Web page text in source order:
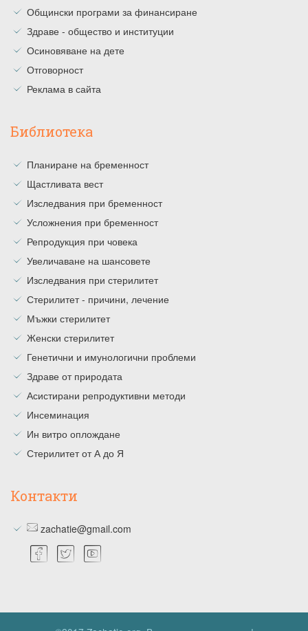
Общински програми за финансиране
Здраве - общество и институции
Осиновяване на дете
Отговорност
Реклама в сайта
Библиотека
Планиране на бременност
Щастливата вест
Изследвания при бременност
Усложнения при бременност
Репродукция при човека
Увеличаване на шансовете
Изследвания при стерилитет
Стерилитет - причини, лечение
Мъжки стерилитет
Женски стерилитет
Генетични и имунологични проблеми
Здраве от природата
Асистирани репродуктивни методи
Инсеминация
Ин витро оплождане
Стерилитет от А до Я
Контакти
zachatie@gmail.com